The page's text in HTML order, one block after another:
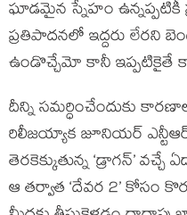
ఘాడమైన స్నేహం ఉన్నప్పటికీ
ప్రతిపాదనలో ఇద్దరు లేరని
ఉండొచ్చేమో కానీ ఇప్పటికైతే
దీన్ని సమర్ధించేందుకు
రిలీజయ్యాక జూనియర్
తెరకెక్కుతున్న ‘డ్రాగన్’
ఆ తర్వాత ‘దేవర 2’ కోసం